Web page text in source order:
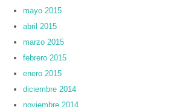
mayo 2015
abril 2015
marzo 2015
febrero 2015
enero 2015
diciembre 2014
noviembre 2014